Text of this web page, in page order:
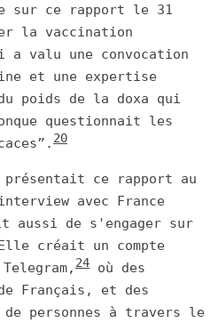
sur ce rapport le 31
la vaccination
valu une convocation
et une expertise
poids de la doxa qui
questionnait les
20
ce rapport au
avec France
aussi de s'engager sur
créait un compte
24 où des
Français, et des
personnes à travers le